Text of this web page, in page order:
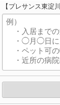
【プレサンス東淀